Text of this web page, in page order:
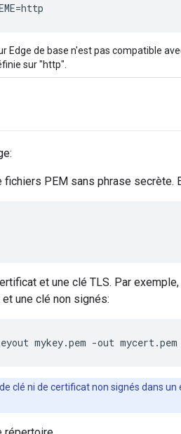
Edge de base n'est pas compatible
sur "http".
PEM sans phrase secrète.
et une clé TLS. Par
une clé non signés:
mykey.pem -out
clé ni de certificat non signés dans